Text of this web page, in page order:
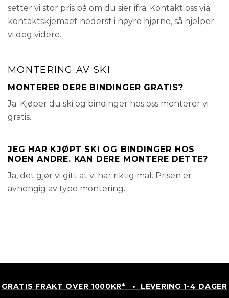
setter vi stor pris på om du sier ifra. Kontakt oss via
kontaktskjemaet nederst i høyre hjørne, så hjelper
vi deg videre.
MONTERING AV SKI
MONTERER DERE BINDINGER GRATIS?
Ja. Kjøper du ski og bindinger hos oss monterer vi
gratis.
JEG HAR KJØPT SKI OG BINDINGER HOS
NOEN ANDRE. KAN DERE MONTERE DETTE?
Ja, det gjør vi gitt at vi har riktig mal. Prisen er
avhengig av type montering.
GRATIS FRAKT OVER 1000KR* • LEVERING 1-4 DAGER